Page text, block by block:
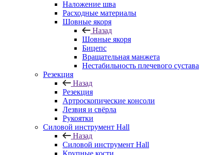
Наложение шва
Расходные материалы
Шовные якоря
Назад
Шовные якоря
Бицепс
Вращательная манжета
Нестабильность плечевого сустава
Резекция
Назад
Резекция
Артроскопические консоли
Лезвия и свёрла
Рукоятки
Силовой инструмент Hall
Назад
Силовой инструмент Hall
Крупные кости